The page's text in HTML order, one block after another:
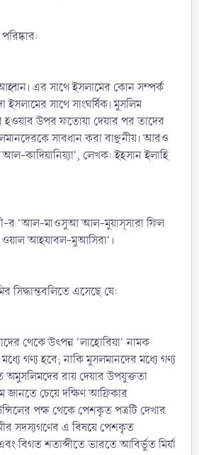
এর সাথে ইসলামের কোন সম্পর্ক
সাথে সাংঘর্ষিক। মুসলিম
উপর ফতোয়া দেয়ার পর তাদের
সাবধান করা বাঞ্ছনীয়। আরও
কাদিয়ানিয়্যা', লেখক: ইহসান ইলাহি
র 'আল-মাওসুআ আল-মুয়াস্‌সারা ফিল
ওয়াল আহযাবল-মুআসিরা'।
সিদ্ধান্তবলিতে এসেছে যে:
থেকে উৎপন্ন 'লাহোরিয়া' নামক
গণ্য হবে; নাকি মুসলমানদের মধ্যে গণ্য
অমুসলিমদের রায় দেয়ার উপযুক্ততা
চেয়ে দক্ষিণ আফ্রিকার
পক্ষ থেকে পেশকৃত পত্রটি দেখার
সদস্যগণের এ বিষয়ে পেশকৃত
বিগত শতাব্দীতে ভারতে আবির্ভুত মির্যা